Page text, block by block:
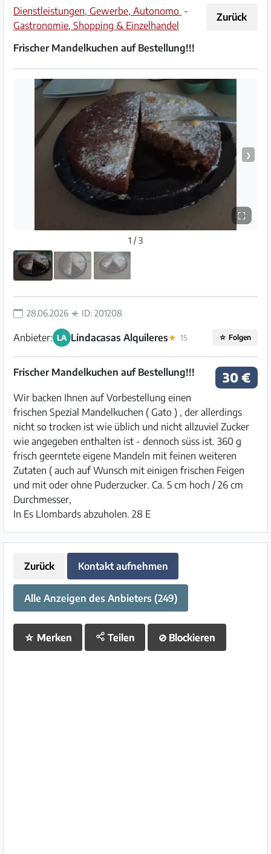
Hilfe
&
Zurück
Dienstleistungen, Gewerbe, Autonomo -
Gastronomie, Shopping & Einzelhandel
Frischer Mandelkuchen auf Bestellung!!!
❯
⛶
1 / 3
28.06.2026 ID: 201208
Anbieter: LA Lindacasas Alquileres★ 15 ☆ Folgen
30 €
Frischer Mandelkuchen auf Bestellung!!!
Wir backen Ihnen auf Vorbestellung einen
frischen Spezial Mandelkuchen ( Gato ) , der allerdings
nicht so trocken ist wie üblich und nicht allzuviel Zucker
wie angegeben enthalten ist - dennoch süss ist. 360 g
frisch geerntete eigene Mandeln mit feinen weiteren
Zutaten ( auch auf Wunsch mit einigen frischen Feigen
und mit oder ohne Puderzucker. Ca. 5 cm hoch / 26 cm
Durchmesser,
In Es Llombards abzuholen. 28 E
Zurück Kontakt aufnehmen
Alle Anzeigen des Anbieters (249)
☆ Merken Teilen ⊘ Blockieren